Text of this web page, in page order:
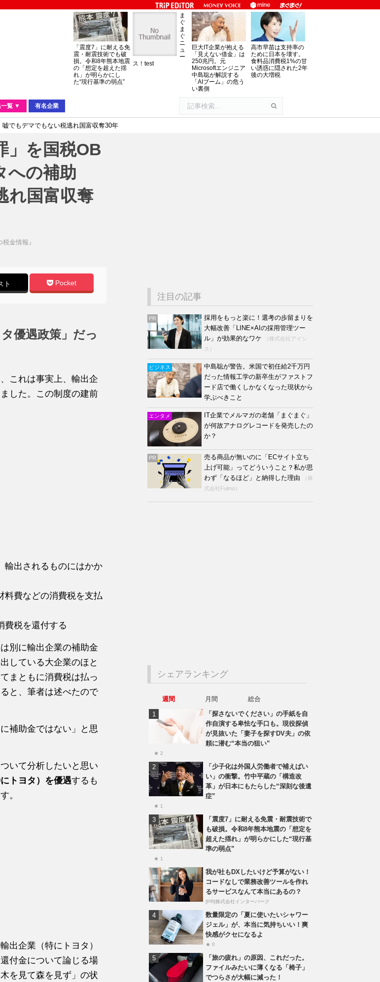
「震度7」に耐える免
震・耐震技術でも破
損。令和8年熊本地震
の「想定を超えた揺
れ」が明らかにし
た“現行基準の弱点”
ま
ぐ
ま
ぐ
ニ
ュ
ー
ス！test
巨大IT企業が抱える
「見えない借金」は
250兆円。元
Microsoftエンジニア
中島聡が解説する
「AIブーム」の危う
い裏側
高市早苗は支持率の
ために日本を壊す。
食料品消費税1%の甘
い誘惑に隠された2年
後の大増税
一覧 ▼ 有名企業
でもデマでもない税逃れ国富収奪30年
」を国税OB
への補助
れ国富収奪
金情報』
ト Pocket
優遇政策」だっ
これは事実上、輸出企
した。この制度の建前
輸出されるものにはかか
料費などの消費税を支払
費税を還付する
別に輸出企業の補助金
している大企業のほと
まともに消費税は払っ
と、筆者は述べたので
補助金ではない」と思
いて分析したいと思い
トヨタ）を優遇するも
。
出企業（特にトヨタ）
付金について論じる場
を見て森を見ず」の状
注目の記事
PR
採用をもっと楽に！選考の歩留まりを
大幅改善「LINE×AIの採用管理ツー
ル」が効果的なワケ
（株式会社アイシ
ス）
ビジネス
中島聡が警告。米国で初任給2千万円
だった情報工学の新卒生がファストフ
ード店で働くしかなくなった現状から
学ぶべきこと
エンタメ
IT企業でメルマガの老舗「まぐまぐ」
が何故アナログレコードを発売したの
か？
PR
売る商品が無いのに「ECサイト立ち
上げ可能」ってどういうこと？私が思
わず「なるほど」と納得した理由
（株
式会社Fulmo）
シェアランキング
週間 月間
総合
「探さないでください」の手紙を自
作自演する卑怯な手口も。現役探偵
が見抜いた「妻子を探すDV夫」の依
頼に潜む“本当の狙い”
★ 2
「少子化は外国人労働者で補えばい
い」の衝撃。竹中平蔵の「構造改
革」が日本にもたらした“深刻な後遺
症”
★ 1
「震度7」に耐える免震・耐震技術で
も破損。令和8年熊本地震の「想定を
超えた揺れ」が明らかにした“現行基
準の弱点”
★ 1
我が社もDXしたいけど予算がない！
コードなしで業務改善ツールを作れ
るサービスなんて本当にあるの？
[PR]株式会社インターパーク
数量限定の「夏に使いたいシャワー
ジェル」が、本当に気持ちいい！爽
快感がクセになるよ
★ 0
「旅の疲れ」の原因、これだった。
ファイルみたいに薄くなる「椅子」
でつらさが大幅に減った！